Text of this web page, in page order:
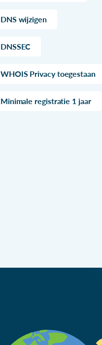
DNS wijzigen
DNSSEC
WHOIS Privacy toegestaan
Minimale registratie 1 jaar